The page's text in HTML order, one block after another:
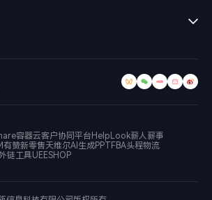
容器云客户协同平台 HelpLook薪人薪事
有赞新零售天维尔AI生成PPT FBA头程物流
链工具UEESHOP